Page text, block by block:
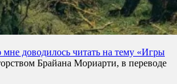
мне доводилось читать на тему «Игры
Брайана Мориарти, в переводе